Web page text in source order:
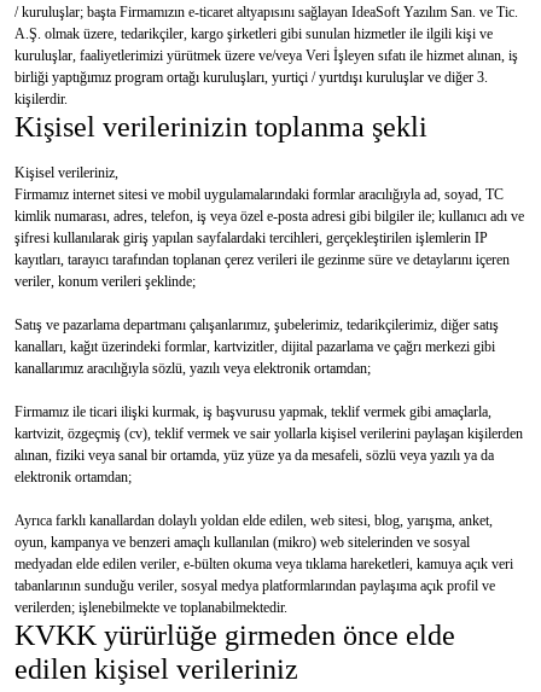
/ kuruluşlar; başta Firmamızın e-ticaret altyapısını sağlayan IdeaSoft Yazılım San. ve Tic.
A.Ş. olmak üzere, tedarikçiler, kargo şirketleri gibi sunulan hizmetler ile ilgili kişi ve
kuruluşlar, faaliyetlerimizi yürütmek üzere ve/veya Veri İşleyen sıfatı ile hizmet alınan, iş
birliği yaptığımız program ortağı kuruluşları, yurtiçi / yurtdışı kuruluşlar ve diğer 3.
kişilerdir.
Kişisel verilerinizin toplanma şekli
Kişisel verileriniz,
Firmamız internet sitesi ve mobil uygulamalarındaki formlar aracılığıyla ad, soyad, TC
kimlik numarası, adres, telefon, iş veya özel e-posta adresi gibi bilgiler ile; kullanıcı adı ve
şifresi kullanılarak giriş yapılan sayfalardaki tercihleri, gerçekleştirilen işlemlerin IP
kayıtları, tarayıcı tarafından toplanan çerez verileri ile gezinme süre ve detaylarını içeren
veriler, konum verileri şeklinde;
Satış ve pazarlama departmanı çalışanlarımız, şubelerimiz, tedarikçilerimiz, diğer satış
kanalları, kağıt üzerindeki formlar, kartvizitler, dijital pazarlama ve çağrı merkezi gibi
kanallarımız aracılığıyla sözlü, yazılı veya elektronik ortamdan;
Firmamız ile ticari ilişki kurmak, iş başvurusu yapmak, teklif vermek gibi amaçlarla,
kartvizit, özgeçmiş (cv), teklif vermek ve sair yollarla kişisel verilerini paylaşan kişilerden
alınan, fiziki veya sanal bir ortamda, yüz yüze ya da mesafeli, sözlü veya yazılı ya da
elektronik ortamdan;
Ayrıca farklı kanallardan dolaylı yoldan elde edilen, web sitesi, blog, yarışma, anket,
oyun, kampanya ve benzeri amaçlı kullanılan (mikro) web sitelerinden ve sosyal
medyadan elde edilen veriler, e-bülten okuma veya tıklama hareketleri, kamuya açık veri
tabanlarının sunduğu veriler, sosyal medya platformlarından paylaşıma açık profil ve
verilerden; işlenebilmekte ve toplanabilmektedir.
KVKK yürürlüğe girmeden önce elde
edilen kişisel verileriniz